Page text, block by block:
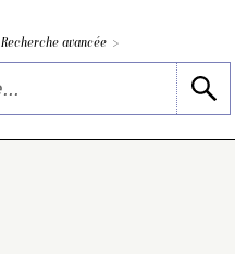
Recherche avancée >